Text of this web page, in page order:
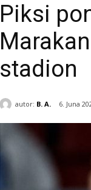
Piksi
stadion
autor: B. A. 6. Juna